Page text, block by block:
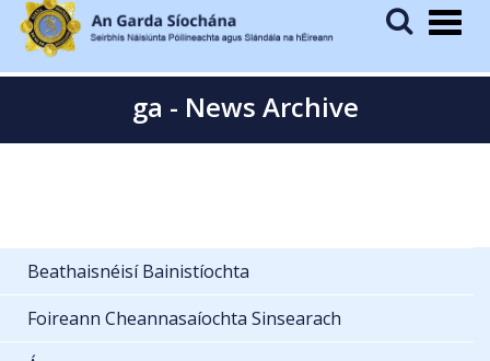
ga - News Archive
Beathaisnéisí Bainistíochta
Foireann Cheannasaíochta Sinsearach